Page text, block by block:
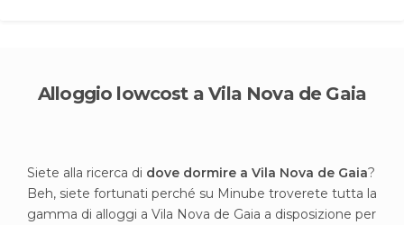
Alloggio lowcost a Vila Nova de Gaia
Siete alla ricerca di dove dormire a Vila Nova de Gaia?
Beh, siete fortunati perché su Minube troverete tutta la
gamma di alloggi a Vila Nova de Gaia a disposizione per